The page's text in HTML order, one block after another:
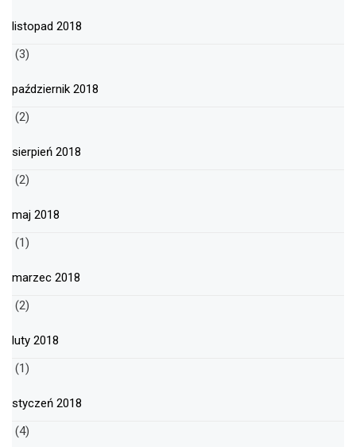
listopad 2018
(3)
październik 2018
(2)
sierpień 2018
(2)
maj 2018
(1)
marzec 2018
(2)
luty 2018
(1)
styczeń 2018
(4)